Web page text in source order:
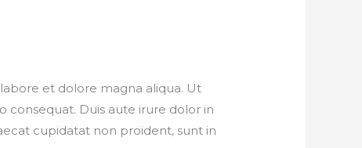
et dolore magna aliqua. Ut
consequat. Duis aute irure dolor in
cupidatat non proident, sunt in